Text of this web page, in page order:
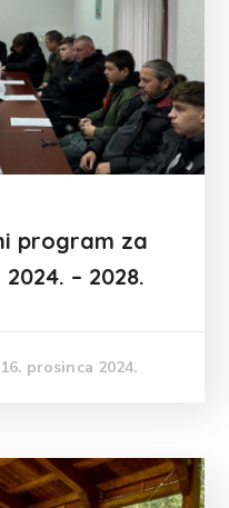
program za
– 2028.
16. prosinca 2024.